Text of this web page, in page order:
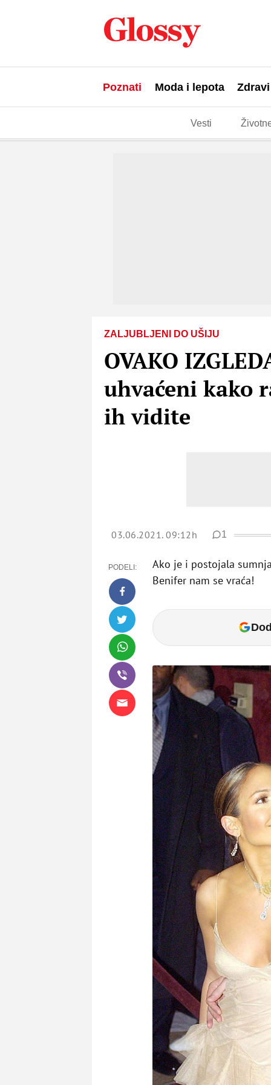
Poznati Moda i lepota
Vesti
ZALJUBLJENI DO UŠIJU
OVAKO
uhvaćeni kako
ih vidite
03.06.2021. 09:12h 1
PODELI:
Ako je i postojala
Benifer nam se vraća!